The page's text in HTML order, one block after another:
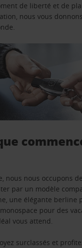
de liberté et de
nous vous
nous nous occupons
par un modèle
une élégante berline
pour des
vous attend.
surclassés et